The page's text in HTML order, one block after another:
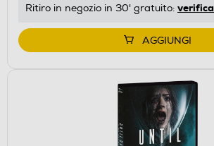
Ritiro in negozio in 30' gratuito: verifica
AGGIUNGI